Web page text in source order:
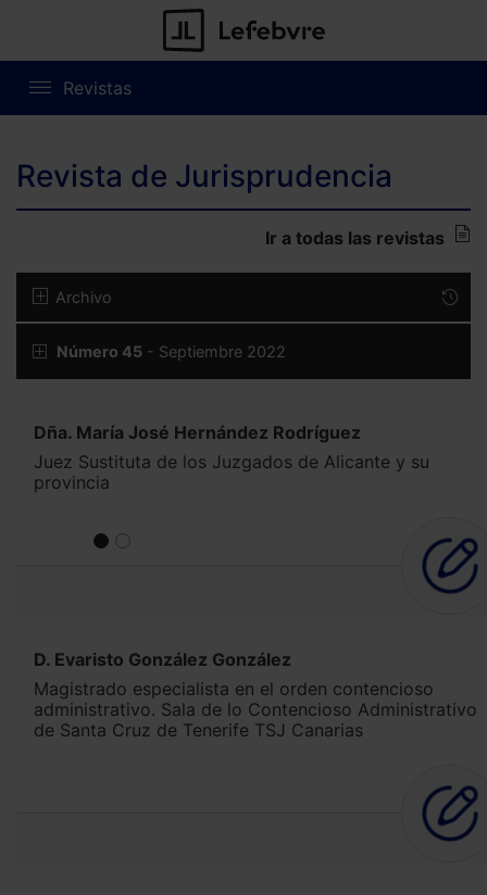
Revistas
Revista de Jurisprudencia
Ir a todas las revistas
Archivo
Número 45 - Septiembre 2022
Dña. María José Hernández Rodríguez
Juez Sustituta de los Juzgados de Alicante y su
provincia
D. Evaristo González González
Magistrado especialista en el orden contencioso
administrativo. Sala de lo Contencioso Administrativo
de Santa Cruz de Tenerife TSJ Canarias